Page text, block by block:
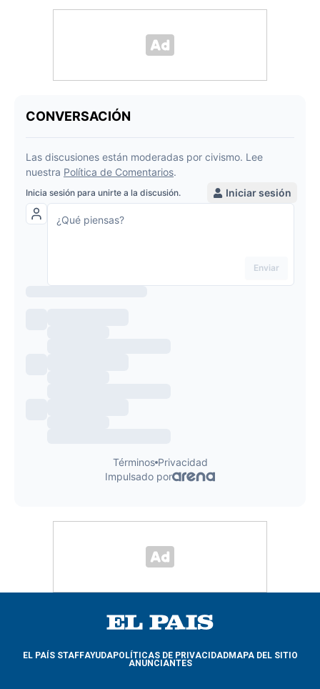
EL PAÍS STAFFAYUDAPOLÍTICAS DE PRIVACIDADMAPA DEL SITIO
ANUNCIANTES